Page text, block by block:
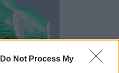
Do Not Process My